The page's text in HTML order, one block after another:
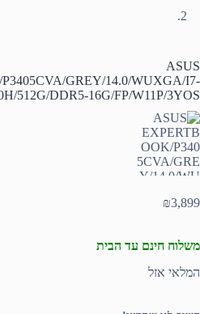
ASUS
GREY/14.0/WUXGA/I7-
512G/DDR5-16G/FP/W11P/3YOS
₪3,899
משלוח חינם עד הבית
המלאי אזל